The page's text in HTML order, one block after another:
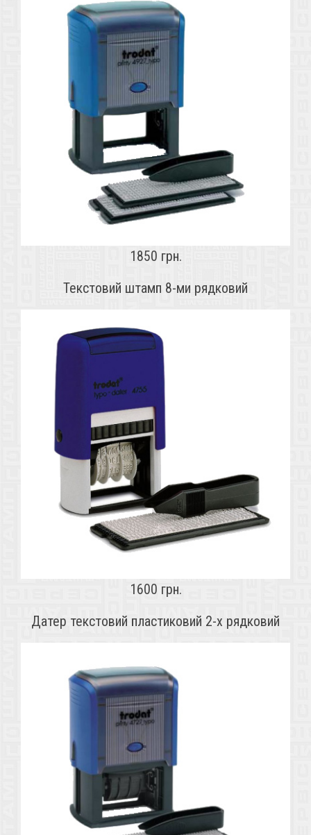
1850 грн.
Текстовий штамп 8-ми рядковий
1600 грн.
Датер текстовий пластиковий 2-х рядковий